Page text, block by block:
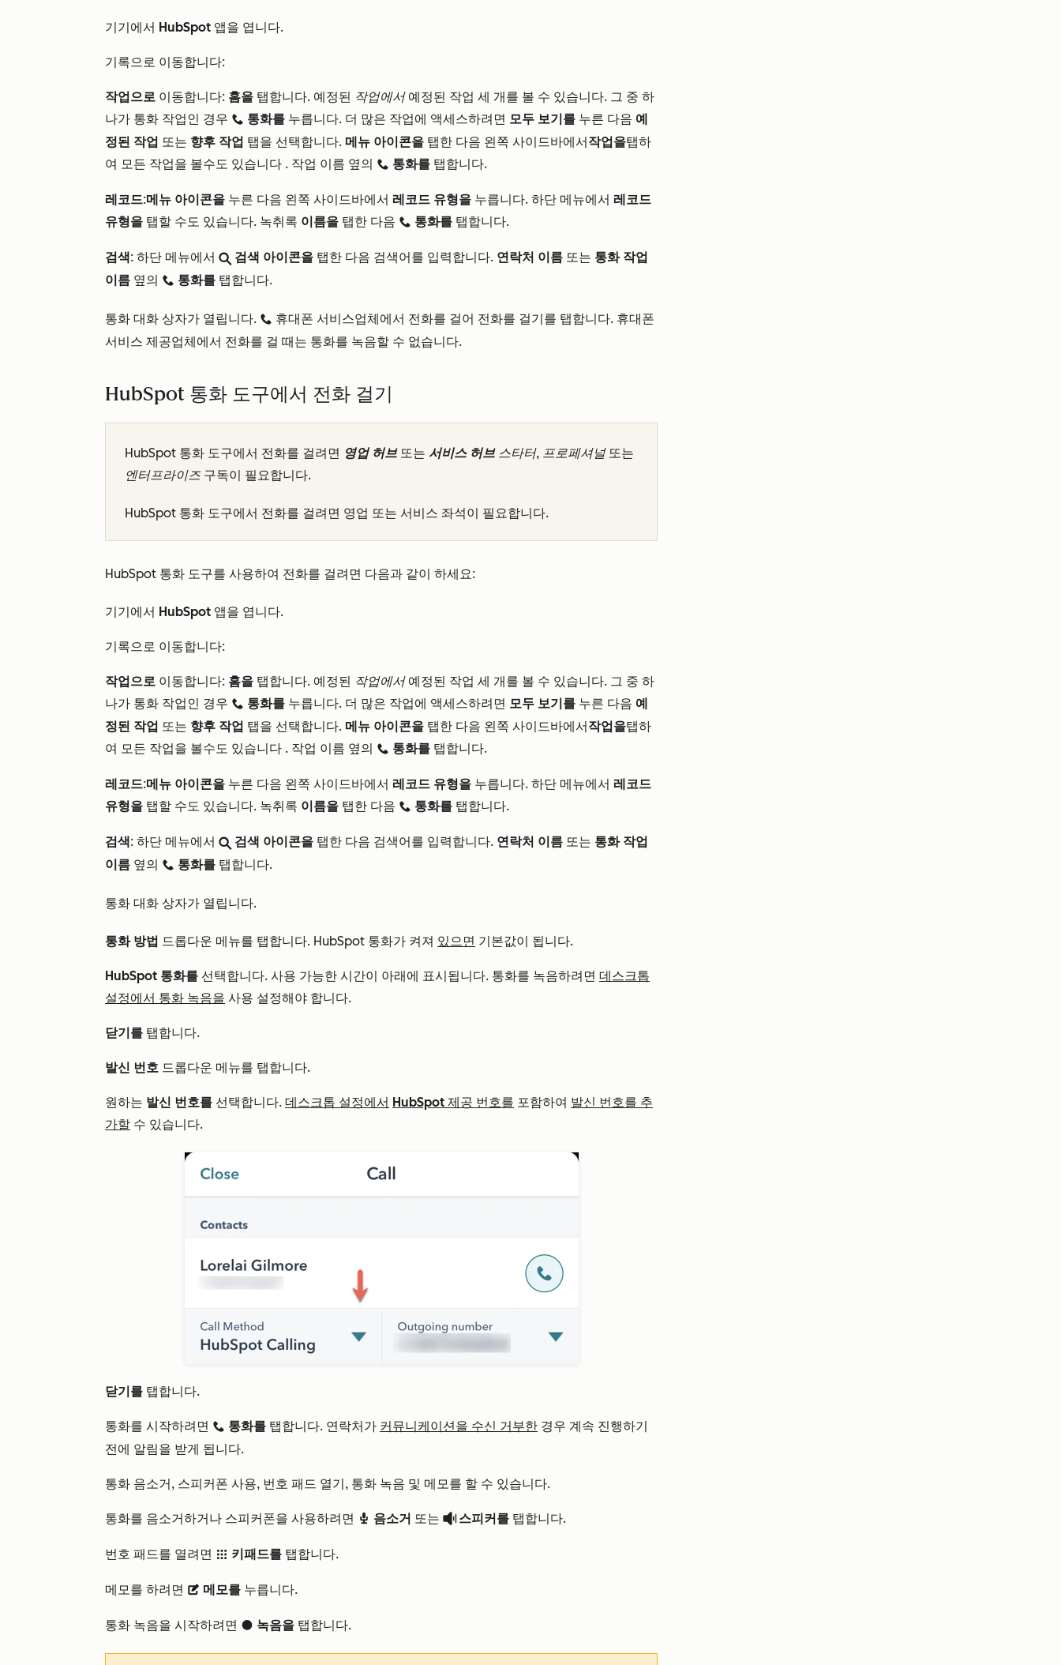
기기에서 HubSpot 앱을 엽니다.
기록으로 이동합니다:
작업으로 이동합니다: 홈을 탭합니다. 예정된 작업에서예정된 작업 세 개를 볼 수 있습니다. 그 중 하
나가 통화 작업인 경우 calling 통화를 누릅니다. 더 많은 작업에 액세스하려면 모두 보기를 누른 다음 예
정된 작업 또는 향후 작업 탭을 선택합니다. 메뉴 아이콘을 탭한 다음 왼쪽 사이드바에서작업을탭하
여 모든 작업을 볼수도 있습니다 . 작업 이름 옆의 calling 통화를 탭합니다.
레코드:메뉴 아이콘을 누른 다음 왼쪽 사이드바에서 레코드 유형을 누릅니다. 하단 메뉴에서 레코드
유형을 탭할 수도 있습니다. 녹취록 이름을 탭한 다음 calling 통화를 탭합니다.
검색: 하단 메뉴에서 search 검색 아이콘을 탭한 다음 검색어를 입력합니다. 연락처 이름 또는 통화 작업
이름 옆의 calling 통화를 탭합니다.
통화 대화 상자가 열립니다. calling 휴대폰 서비스업체에서 전화를 걸어 전화를 걸기를 탭합니다. 휴대폰
서비스 제공업체에서 전화를 걸 때는 통화를 녹음할 수 없습니다.
HubSpot 통화 도구에서 전화 걸기
HubSpot 통화 도구에서 전화를 걸려면 영업 허브또는 서비스 허브 스타터, 프로페셔널또는
엔터프라이즈 구독이 필요합니다.
HubSpot 통화 도구에서 전화를 걸려면 영업 또는 서비스 좌석이 필요합니다.
HubSpot 통화 도구를 사용하여 전화를 걸려면 다음과 같이 하세요:
기기에서 HubSpot 앱을 엽니다.
기록으로 이동합니다:
작업으로 이동합니다: 홈을 탭합니다. 예정된 작업에서예정된 작업 세 개를 볼 수 있습니다. 그 중 하
나가 통화 작업인 경우 calling 통화를 누릅니다. 더 많은 작업에 액세스하려면 모두 보기를 누른 다음 예
정된 작업 또는 향후 작업 탭을 선택합니다. 메뉴 아이콘을 탭한 다음 왼쪽 사이드바에서작업을탭하
여 모든 작업을 볼수도 있습니다 . 작업 이름 옆의 calling 통화를 탭합니다.
레코드:메뉴 아이콘을 누른 다음 왼쪽 사이드바에서 레코드 유형을 누릅니다. 하단 메뉴에서 레코드
유형을 탭할 수도 있습니다. 녹취록 이름을 탭한 다음 calling 통화를 탭합니다.
검색: 하단 메뉴에서 search 검색 아이콘을 탭한 다음 검색어를 입력합니다. 연락처 이름 또는 통화 작업
이름 옆의 calling 통화를 탭합니다.
통화 대화 상자가 열립니다.
통화 방법 드롭다운 메뉴를 탭합니다. HubSpot 통화가 켜져 있으면 기본값이 됩니다.
HubSpot 통화를 선택합니다. 사용 가능한 시간이 아래에 표시됩니다. 통화를 녹음하려면 데스크톱
설정에서 통화 녹음을 사용 설정해야 합니다.
닫기를 탭합니다.
발신 번호 드롭다운 메뉴를 탭합니다.
원하는 발신 번호를 선택합니다. 데스크톱 설정에서 HubSpot 제공 번호를 포함하여 발신 번호를 추
가할 수 있습니다.
닫기를 탭합니다.
통화를 시작하려면 calling 통화를 탭합니다. 연락처가 커뮤니케이션을 수신 거부한 경우 계속 진행하기
전에 알림을 받게 됩니다.
통화 음소거, 스피커폰 사용, 번호 패드 열기, 통화 녹음 및 메모를 할 수 있습니다.
통화를 음소거하거나 스피커폰을 사용하려면 record 음소거 또는 volumeUp 스피커를 탭합니다.
번호 패드를 열려면 grid 키패드를 탭합니다.
메모를 하려면 description 메모를 누릅니다.
통화 녹음을 시작하려면 circleFilled 녹음을 탭합니다.